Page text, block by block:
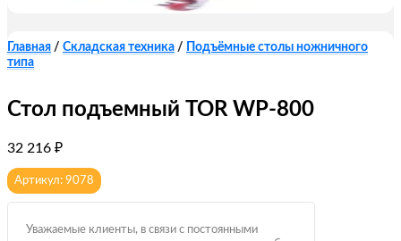
Главная / Складская техника /
Подъёмные столы ножничного
типа
Стол подъемный TOR WP-800
32 216 ₽
Артикул: 9078
Уважаемые клиенты, в связи с постоянными